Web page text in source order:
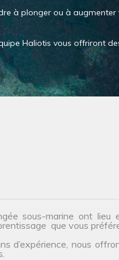
à plonger ou à augmenter
Haliotis vous offriront
sous-marine ont
que vous
d’expérience, nous